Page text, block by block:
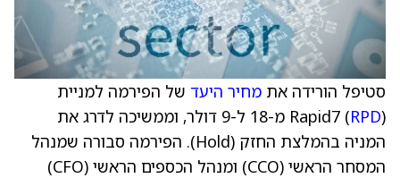
סטיפל הורידה את מחיר היעד של הפירמה למניית
Rapid7 (RPD
) מ-18 ל-9 דולר, וממשיכה לדרג את
המניה בהמלצת החזק (Hold). הפירמה סבורה שמנהל
המסחר הראשי (CCO) ומנהל הכספים הראשי (CFO)